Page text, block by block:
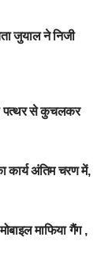
जुयाल ने निजी
पत्थर से कुचलकर
कार्य अंतिम चरण में,
माफिया गैंग ,